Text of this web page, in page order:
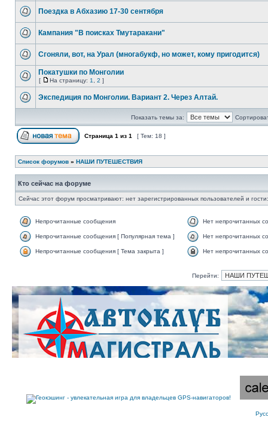
Поездка в Абхазию 17-30 сентября
Кампания "В поисках Тмутаракани"
Сгоняли, вот, на Урал (многабукф, но может, кому пригодится)
Покатушки по Монголии
[ На страницу: 1 2 ]
Экспедиция по Монголии. Вариант 2. Через Алтай.
Показать темы за:
Страница 1 из 1 [ Тем: 18 ]
Список форумов » НАШИ ПУТЕШЕСТВИЯ
Кто сейчас на форуме
Сейчас этот форум просматривают: нет зарегистрированных пользователей и
Непрочитанные сообщения Нет непрочитанных
Непрочитанные сообщения [ Популярная тема ] Нет непрочитанных
Непрочитанные сообщения [ Тема закрыта ] Нет непрочитанных
Перейти: